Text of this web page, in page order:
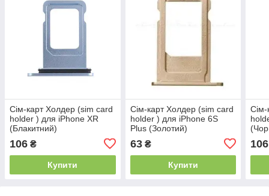
Сім-карт Холдер (sim card
holder ) для iPhone XR
(Блакитний)
106 ₴
Купити
Сім-карт Холдер (sim card
holder ) для iPhone 6S
Plus (Золотий)
63₴
Купити
106